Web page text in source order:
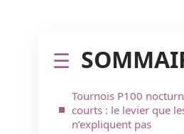
Tournois P100
courts : le levier que
n’expliquent pas